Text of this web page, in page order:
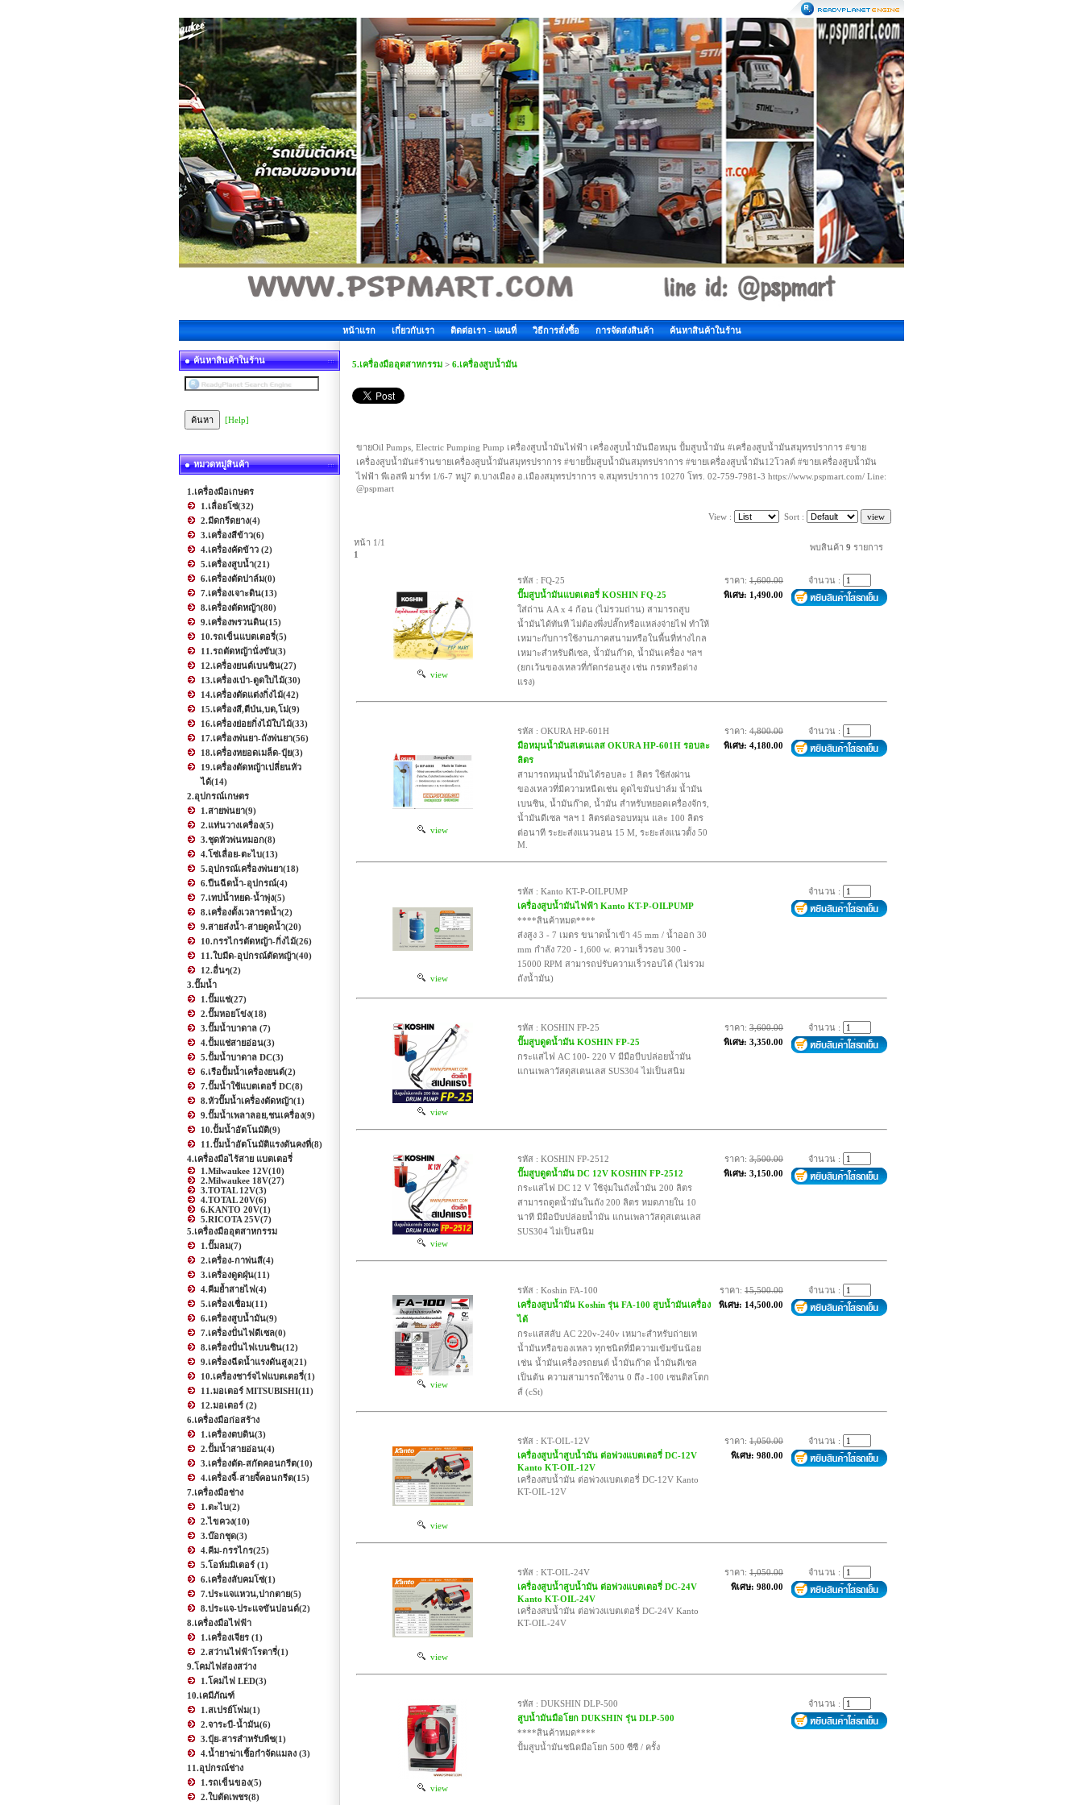
หน้าแรก เกี่ยวกับเรา ติดต่อเรา - แผนที่ วิธีการสั่งซื้อ การจัดส่งสินค้า ค้นหาสินค้าในร้าน
ค้นหาสินค้าในร้าน
[Help]
หมวดหมู่สินค้า
1.เครื่องมือเกษตร
1.เลื่อยโซ่(32)
2.มีดกรีดยาง(4)
3.เครื่องสีข้าว(6)
4.เครื่องคัดข้าว (2)
5.เครื่องสูบน้ำ(21)
6.เครื่องตัดปาล์ม(0)
7.เครื่องเจาะดิน(13)
8.เครื่องตัดหญ้า(80)
9.เครื่องพรวนดิน(15)
10.รถเข็นแบตเตอรี่(5)
11.รถตัดหญ้านั่งขับ(3)
12.เครื่องยนต์เบนซิน(27)
13.เครื่องเป่า-ดูดใบไม้(30)
14.เครื่องตัดแต่งกิ่งไม้(42)
15.เครื่องสี,ตีป่น,บด,โม่(9)
16.เครื่องย่อยกิ่งไม้ใบไม้(33)
17.เครื่องพ่นยา-ถังพ่นยา(56)
18.เครื่องหยอดเมล็ด-ปุ๋ย(3)
19.เครื่องตัดหญ้าเปลี่ยนหัว
ได้(14)
2.อุปกรณ์เกษตร
1.สายพ่นยา(9)
2.แท่นวางเครื่อง(5)
3.ชุดหัวพ่นหมอก(8)
4.โซ่เลื่อย-ตะไบ(13)
5.อุปกรณ์เครื่องพ่นยา(18)
6.ปืนฉีดน้ำ-อุปกรณ์(4)
7.เทปน้ำหยด-น้ำพุ่ง(5)
8.เครื่องตั้งเวลารดน้ำ(2)
9.สายส่งน้ำ-สายดูดน้ำ(20)
10.กรรไกรตัดหญ้า-กิ่งไม้(26)
11.ใบมีด-อุปกรณ์ตัดหญ้า(40)
12.อื่นๆ(2)
3.ปั๊มน้ำ
1.ปั๊มแช่(27)
2.ปั๊มหอยโข่ง(18)
3.ปั๊มน้ำบาดาล (7)
4.ปั้มแช่สายอ่อน(3)
5.ปั้มน้ำบาดาล DC(3)
6.เรือปั้มน้ำเครื่องยนต์(2)
7.ปั๊มน้ำใช้แบตเตอรี่ DC(8)
8.หัวปั๊มน้ำเครื่องตัดหญ้า(1)
9.ปั๊มน้ำเพลาลอย,ชนเครื่อง(9)
10.ปั้มน้ำอัตโนมัติ(9)
11.ปั๊มน้ำอัตโนมัติแรงดันคงที่(8)
4.เครื่องมือไร้สาย แบตเตอรี่
1.Milwaukee 12V(10)
2.Milwaukee 18V(27)
3.TOTAL 12V(3)
4.TOTAL 20V(6)
6.KANTO 20V(1)
5.RICOTA 25V(7)
5.เครื่องมืออุตสาหกรรม
1.ปั๊มลม(7)
2.เครื่อง-กาพ่นสี(4)
3.เครื่องดูดฝุ่น(11)
4.คีมย้ำสายไฟ(4)
5.เครื่องเชื่อม(11)
6.เครื่องสูบน้ำมัน(9)
7.เครื่องปั่นไฟดีเซล(0)
8.เครื่องปั่นไฟเบนซิน(12)
9.เครื่องฉีดน้ำแรงดันสูง(21)
10.เครื่องชาร์จไฟแบตเตอรี่(1)
11.มอเตอร์ MITSUBISHI(11)
12.มอเตอร์ (2)
6.เครื่องมือก่อสร้าง
1.เครื่องตบดิน(3)
2.ปั้มน้ำสายอ่อน(4)
3.เครื่องตัด-สกัดคอนกรีต(10)
4.เครื่องจี้-สายจี้คอนกรีต(15)
7.เครื่องมือช่าง
1.ตะไบ(2)
2.ไขควง(10)
3.บ๊อกชุด(3)
4.คีม-กรรไกร(25)
5.โอห์มมิเตอร์ (1)
6.เครื่องลับคมโซ่(1)
7.ประแจแหวน,ปากตาย(5)
8.ประแจ-ประแจขันปอนด์(2)
8.เครื่องมือไฟฟ้า
1.เครื่องเจียร (1)
2.สว่านไฟฟ้าโรตารี่(1)
9.โคมไฟส่องสว่าง
1.โคมไฟ LED(3)
10.เคมีภัณฑ์
1.สเปรย์โฟม(1)
2.จาระบี-น้ำมัน(6)
3.ปุ๋ย-สารสำหรับพืช(1)
4.น้ำยาฆ่าเชื้อกำจัดแมลง (3)
11.อุปกรณ์ช่าง
1.รถเข็นของ(5)
2.ใบตัดเพชร(8)
5.เครื่องมืออุตสาหกรรม >6.เครื่องสูบน้ำมัน
ขายOil Pumps, Electric Pumping Pump เครื่องสูบน้ำมันไฟฟ้า เครื่องสูบน้ำมันมือหมุน ปั้มสูบน้ำมัน #เครื่องสูบน้ำมันสมุทรปราการ #ขาย
เครื่องสูบน้ำมัน#ร้านขายเครื่องสูบน้ำมันสมุทรปราการ #ขายปั้มสูบน้ำมันสมุทรปราการ #ขายเครื่องสูบน้ำมัน12โวลต์ #ขายเครื่องสูบน้ำมัน
ไฟฟ้า พีเอสพี มาร์ท 1/6-7 หมู่7 ต.บางเมือง อ.เมืองสมุทรปราการ จ.สมุทรปราการ 10270 โทร. 02-759-7981-3 https://www.pspmart.com/ Line:
@pspmart
View : Sort :
หน้า 1/1
1
พบสินค้า9 รายการ
view
รหัส : FQ-25
ปั๊มสูบน้ำมันแบตเตอรี่ KOSHIN FQ-25
ใส่ถ่าน AA x 4 ก้อน (ไม่รวมถ่าน) สามารถสูบ
น้ำมันได้ทันที ไม่ต้องพึ่งปลั๊กหรือแหล่งจ่ายไฟ ทำให้
เหมาะกับการใช้งานภาคสนามหรือในพื้นที่ห่างไกล
เหมาะสำหรับดีเซล, น้ำมันก๊าด, น้ำมันเครื่อง ฯลฯ
(ยกเว้นของเหลวที่กัดกร่อนสูง เช่น กรดหรือด่าง
แรง)
ราคา:1,600.00
พิเศษ: 1,490.00
จำนวน :
view
รหัส : OKURA HP-601H
มือหมุนน้ำมันสเตนเลส OKURA HP-601H รอบละ
ลิตร
สามารถหมุนน้ำมันได้รอบละ 1 ลิตร ใช้ส่งผ่าน
ของเหลวที่มีความหนืดเช่น ดูดไขมันปาล์ม น้ำมัน
เบนซิน, น้ำมันก๊าด, น้ำมัน สำหรับหยอดเครื่องจักร,
น้ำมันดีเซล ฯลฯ 1 ลิตรต่อรอบหมุน และ 100 ลิตร
ต่อนาที ระยะส่งแนวนอน 15 M, ระยะส่งแนวตั้ง 50
M.
ราคา:4,800.00
พิเศษ: 4,180.00
จำนวน :
view
รหัส : Kanto KT-P-OILPUMP
เครื่องสูบน้ำมันไฟฟ้า Kanto KT-P-OILPUMP
****สินค้าหมด****
ส่งสูง 3 - 7 เมตร ขนาดน้ำเข้า 45 mm / น้ำออก 30
mm กำลัง 720 - 1,600 w. ความเร็วรอบ 300 -
15000 RPM สามารถปรับความเร็วรอบได้ (ไม่รวม
ถังน้ำมัน)
จำนวน :
view
รหัส : KOSHIN FP-25
ปั๊มสูบดูดน้ำมัน KOSHIN FP-25
กระแสไฟ AC 100- 220 V มีมือบีบปล่อยน้ำมัน
แกนเพลาวัสดุสเตนเลส SUS304 ไม่เป็นสนิม
ราคา:3,600.00
พิเศษ: 3,350.00
จำนวน :
view
รหัส : KOSHIN FP-2512
ปั๊มสูบดูดน้ำมัน DC 12V KOSHIN FP-2512
กระแสไฟ DC 12 V ใช้จุ่มในถังน้ำมัน 200 ลิตร
สามารถดูดน้ำมันในถัง 200 ลิตร หมดภายใน 10
นาที มีมือบีบปล่อยน้ำมัน แกนเพลาวัสดุสเตนเลส
SUS304 ไม่เป็นสนิม
ราคา:3,500.00
พิเศษ: 3,150.00
จำนวน :
view
รหัส : Koshin FA-100
เครื่องสูบน้ำมัน Koshin รุ่น FA-100 สูบน้ำมันเครื่อง
ได้
กระแสสลับ AC 220v-240v เหมาะสำหรับถ่ายเท
น้ำมันหรือของเหลว ทุกชนิดที่มีความเข้มข้นน้อย
เช่น น้ำมันเครื่องรถยนต์ น้ำมันก๊าด น้ำมันดีเซล
เป็นต้น ความสามารถใช้งาน 0 ถึง -100 เซนติสโตก
ส์ (cSt)
ราคา:15,500.00
พิเศษ: 14,500.00
จำนวน :
view
รหัส : KT-OIL-12V
เครื่องสูบน้ำสูบน้ำมัน ต่อพ่วงแบตเตอรี่ DC-12V
Kanto KT-OIL-12V
เครื่องสบน้ำมัน ต่อพ่วงแบตเตอรี่ DC-12V Kanto
KT-OIL-12V
ราคา:1,050.00
พิเศษ: 980.00
จำนวน :
view
รหัส : KT-OIL-24V
เครื่องสูบน้ำสูบน้ำมัน ต่อพ่วงแบตเตอรี่ DC-24V
Kanto KT-OIL-24V
เครื่องสบน้ำมัน ต่อพ่วงแบตเตอรี่ DC-24V Kanto
KT-OIL-24V
ราคา:1,050.00
พิเศษ: 980.00
จำนวน :
view
รหัส : DUKSHIN DLP-500
สูบน้ำมันมือโยก DUKSHIN รุ่น DLP-500
****สินค้าหมด****
ปั้มสูบน้ำมันชนิดมือโยก 500 ซีซี / ครั้ง
จำนวน :